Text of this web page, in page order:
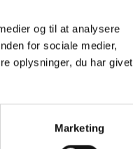
og til at analysere
for sociale medier,
oplysninger, du har givet
Marketing